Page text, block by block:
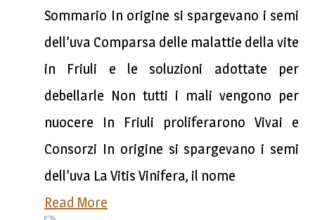
Sommario In origine si spargevano i semi
dell’uva Comparsa delle malattie della vite
in Friuli e le soluzioni adottate per
debellarle Non tutti i mali vengono per
nuocere In Friuli proliferarono Vivai e
Consorzi In origine si spargevano i semi
dell’uva La Vitis Vinifera, il nome
Read More